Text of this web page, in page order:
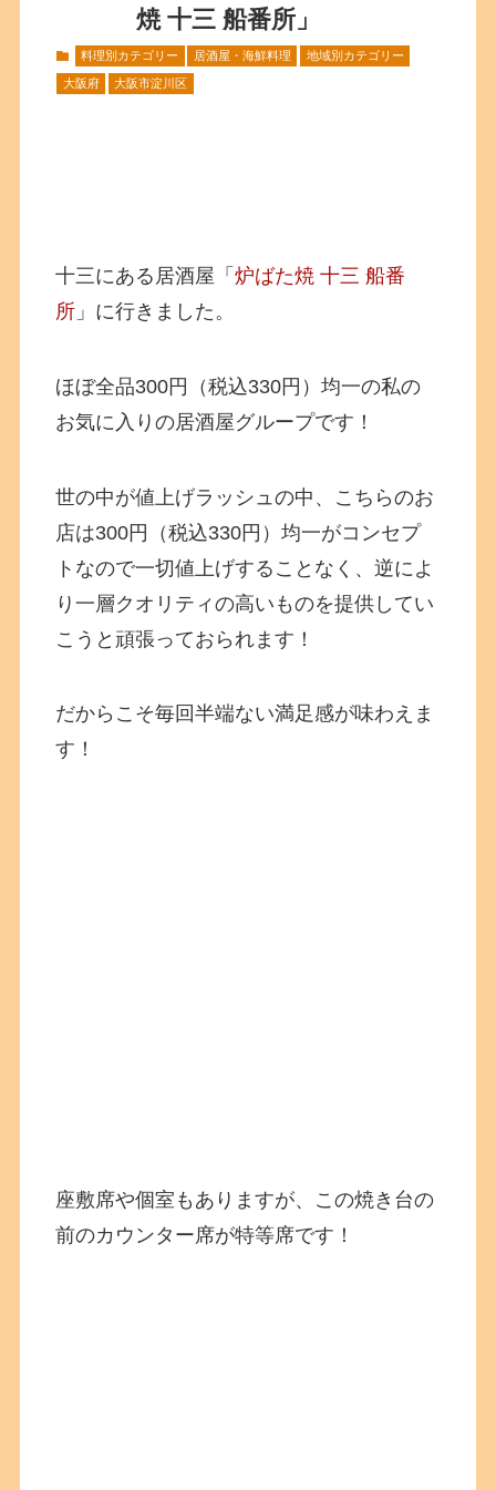
焼 十三 船番所」
料理別カテゴリー 居酒屋・海鮮料理 地域別カテゴリー
大阪府 大阪市淀川区
十三にある居酒屋「炉ばた焼 十三 船番
所 」に行きました。
ほぼ全品300円（税込330円）均一の私の
お気に入りの居酒屋グループです！
世の中が値上げラッシュの中、こちらのお
店は300円（税込330円）均一がコンセプ
トなので一切値上げすることなく、逆によ
り一層クオリティの高いものを提供してい
こうと頑張っておられます！
だからこそ毎回半端ない満足感が味わえま
す！
座敷席や個室もありますが、この焼き台の
前のカウンター席が特等席です！